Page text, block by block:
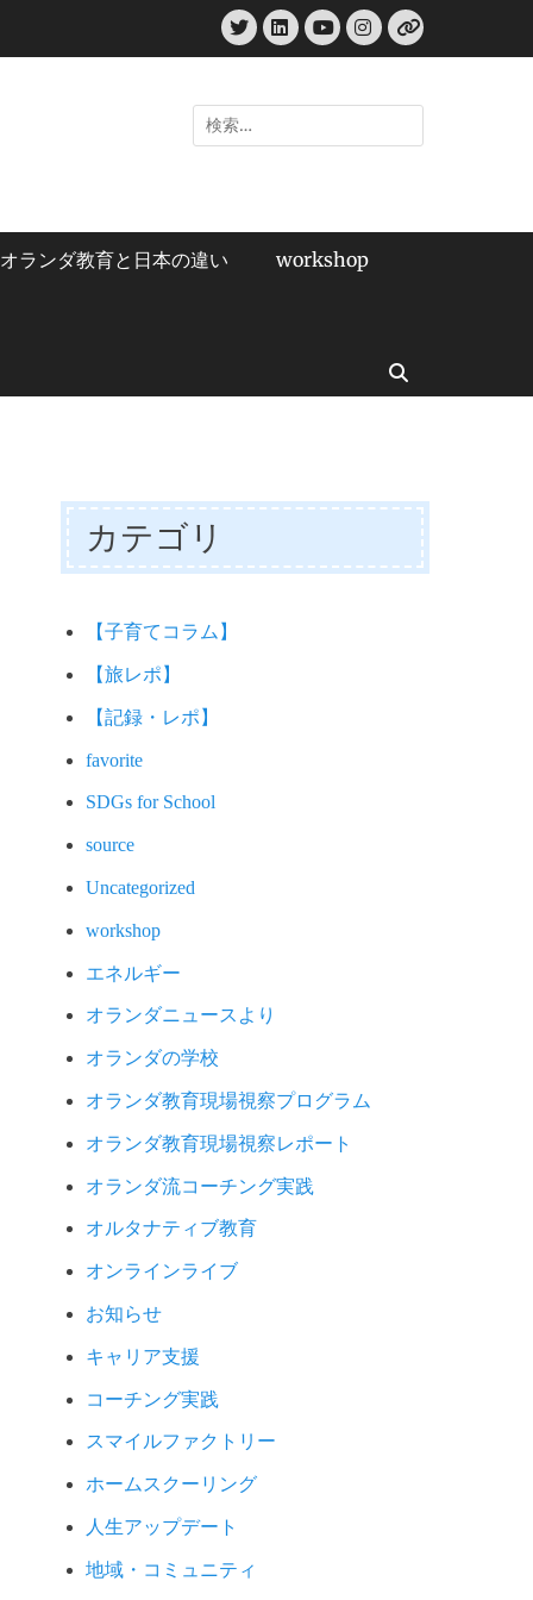
TwitterLinkedIn
YouTube
Instagram
リ
ン
検
索:
オランダ教育と日本の違い workshop
カテゴリ
【子育てコラム】
【旅レポ】
【記録・レポ】
favorite
SDGs for School
source
Uncategorized
workshop
エネルギー
オランダニュースより
オランダの学校
オランダ教育現場視察プログラム
オランダ教育現場視察レポート
オランダ流コーチング実践
オルタナティブ教育
オンラインライブ
お知らせ
キャリア支援
コーチング実践
スマイルファクトリー
ホームスクーリング
人生アップデート
地域・コミュニティ